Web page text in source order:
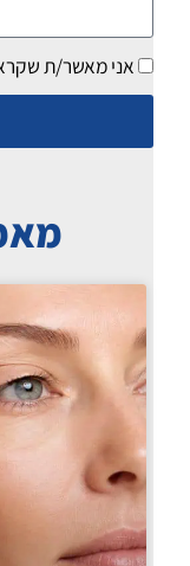
מילים
אני מאשר/ת